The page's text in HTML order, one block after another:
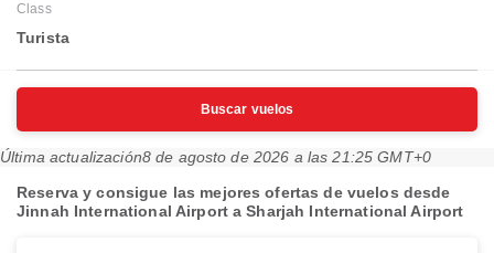
Class
Turista
Buscar vuelos
Última actualización8 de agosto de 2026 a las 21:25 GMT+0
Reserva y consigue las mejores ofertas de vuelos desde
Jinnah International Airport a Sharjah International Airport